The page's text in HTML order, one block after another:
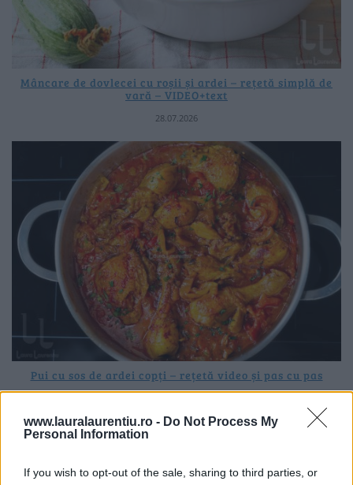
www.lauralaurentiu.ro - Do Not Process My
Personal Information
If you wish to opt-out of the sale, sharing to third parties, or
Mâncare de dovlecei cu roșii și ardei – rețetă simplă de
vară – VIDEO+text
28.07.2026
Pui cu sos de ardei copți – rețetă video și pas cu pas
ULTIMELE ȘTIRI